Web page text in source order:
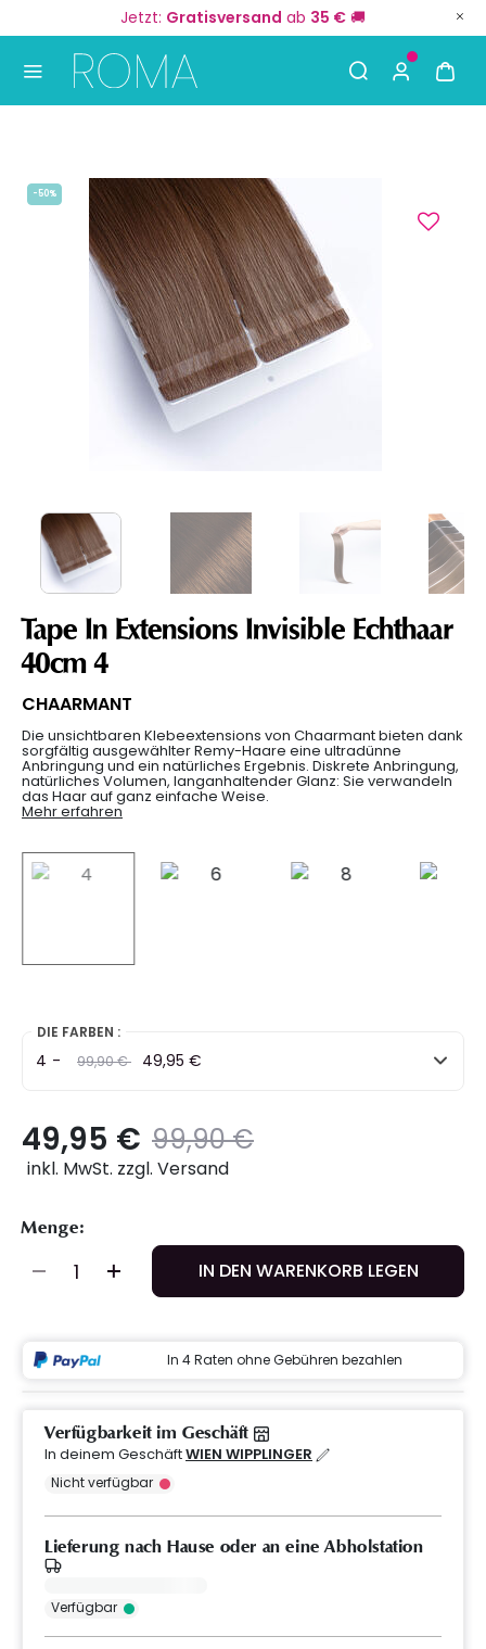
Jetzt: Gratisversand ab 35 € 🚚
-50%
Tape In Extensions Invisible Echthaar
40cm 4
CHAARMANT
Die unsichtbaren Klebeextensions von Chaarmant bieten dank
sorgfältig ausgewählter Remy-Haare eine ultradünne
Anbringung und ein natürliches Ergebnis. Diskrete Anbringung,
natürliches Volumen, langanhaltender Glanz: Sie verwandeln
das Haar auf ganz einfache Weise.
Mehr erfahren
selected
DIE FARBEN :
4 - Preis
99,90 €to 49,95 €
Preis
99,90 €to
49,95 €
inkl. MwSt. zzgl. Versand
Menge:
IN DEN WARENKORB LEGEN
In 4 Raten ohne Gebühren bezahlen
Verfügbarkeit im Geschäft
In deinem GeschäftWIEN WIPPLINGER
Nicht verfügbar
Lieferung nach Hause oder an eine Abholstation
Verfügbar